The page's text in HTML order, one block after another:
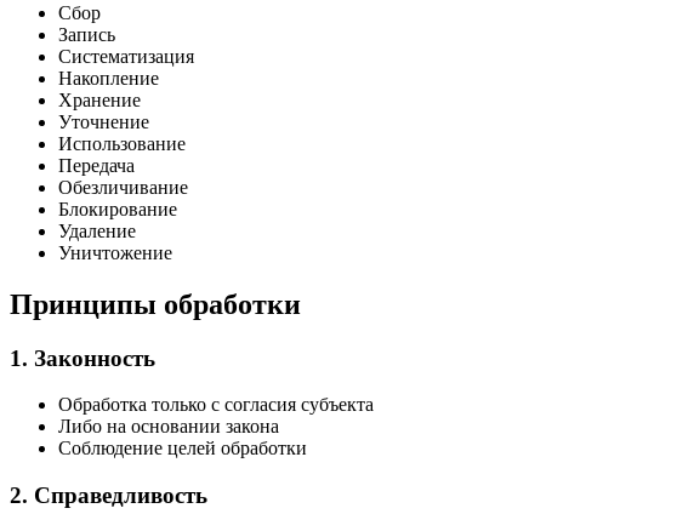
Сбор
Запись
Систематизация
Накопление
Хранение
Уточнение
Использование
Передача
Обезличивание
Блокирование
Удаление
Уничтожение
Принципы обработки
1. Законность
Обработка только с согласия субъекта
Либо на основании закона
Соблюдение целей обработки
2. Справедливость